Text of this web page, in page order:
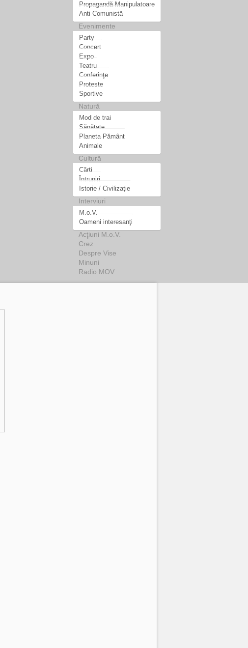
Propagandă Manipulatoare
Anti-Comunistă
Evenimente
Party
Concert
Expo
Teatru
Conferinţe
Proteste
Sportive
Natură
Mod de trai
Sănătate
Planeta Pământ
Animale
Cultură
Cărti
Întruniri
Istorie / Civilizaţie
Interviuri
M.o.V.
Oameni interesanţi
Acţiuni M.o.V.
Crez
Despre Vise
Minuni
Radio MOV